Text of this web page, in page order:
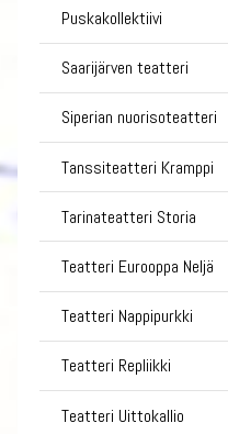
Puskakollektiivi
Saarijärven teatteri
Siperian nuorisoteatteri
Tanssiteatteri Kramppi
Tarinateatteri Storia
Teatteri Eurooppa Neljä
Teatteri Nappipurkki
Teatteri Repliikki
Teatteri Uittokallio